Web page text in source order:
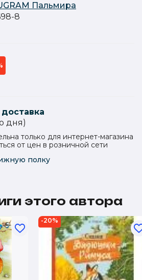
Пальмира
8
дня)
только для интернет-магазина
от цен в розничной сети
полку
этого автора
-20%